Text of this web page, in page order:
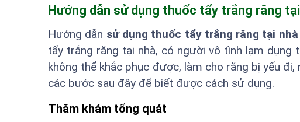
Hướng dẫn sử dụng thuốc tẩy trắng răng
Hướng dẫn sử dụng thuốc tẩy trắng răng tại nhà
tẩy trắng răng tại nhà, có người vô tình lạm
không thể khắc phục được, làm cho răng bị yếu
các bước sau đây để biết được cách sử dụng.
Thăm khám tổng quát